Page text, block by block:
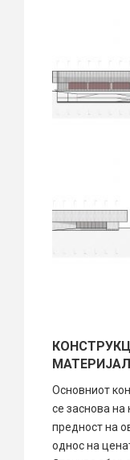
Основниот
се заснова на
предност на
однос на